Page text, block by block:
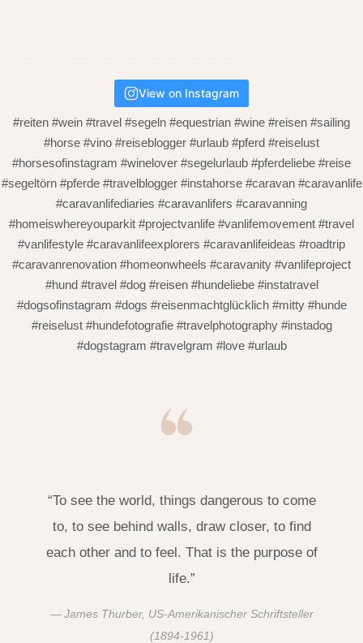
View on Instagram
#reiten #wein #travel #segeln #equestrian #wine #reisen #sailing
#horse #vino #reiseblogger #urlaub #pferd #reiselust
#horsesofinstagram #winelover #segelurlaub #pferdeliebe #reise
#segeltörn #pferde #travelblogger #instahorse #caravan #caravanlife
#caravanlifediaries #caravanlifers #caravanning
#homeiswhereyouparkit #projectvanlife #vanlifemovement #travel
#vanlifestyle #caravanlifeexplorers #caravanlifeideas #roadtrip
#caravanrenovation #homeonwheels #caravanity #vanlifeproject
#hund #travel #dog #reisen #hundeliebe #instatravel
#dogsofinstagram #dogs #reisenmachtglücklich #mitty #hunde
#reiselust #hundefotografie #travelphotography #instadog
#dogstagram #travelgram #love #urlaub
“To see the world, things dangerous to come
to, to see behind walls, draw closer, to find
each other and to feel. That is the purpose of
life.”
James Thurber, US-Amerikanischer Schriftsteller
(1894-1961)